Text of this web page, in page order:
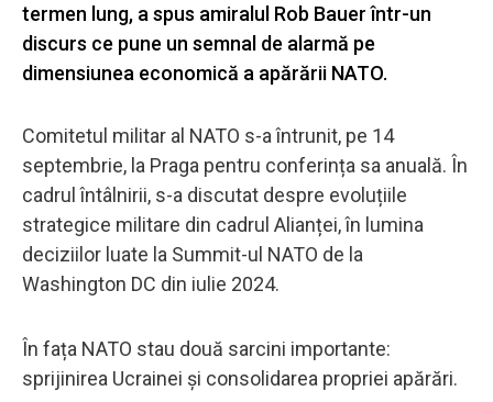
termen lung, a spus amiralul Rob Bauer într-un
discurs ce pune un semnal de alarmă pe
dimensiunea economică a apărării NATO.
Comitetul militar al NATO s-a întrunit, pe 14
septembrie, la Praga pentru conferința sa anuală. În
cadrul întâlnirii, s-a discutat despre evoluțiile
strategice militare din cadrul Alianței, în lumina
deciziilor luate la Summit-ul NATO de la
Washington DC din iulie 2024.
În fața NATO stau două sarcini importante:
sprijinirea Ucrainei și consolidarea propriei apărări.